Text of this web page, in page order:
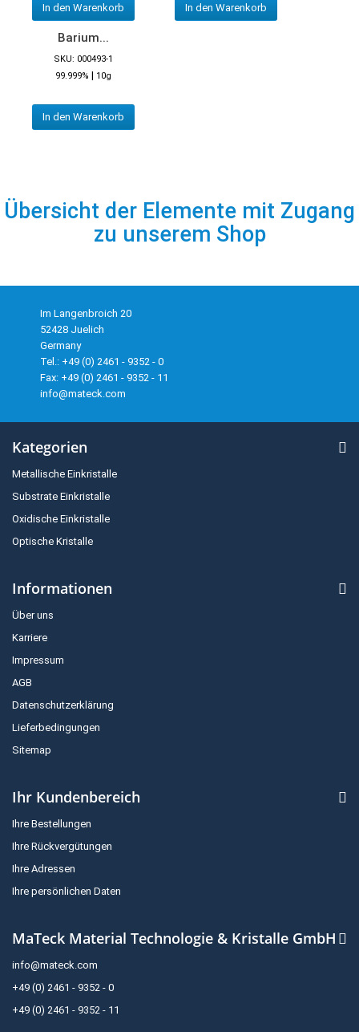
In den Warenkorb In den Warenkorb
Barium...
SKU: 000493-1
99.999% | 10g
In den Warenkorb
Übersicht der Elemente mit Zugang
zu unserem Shop
Im Langenbroich 20
52428 Juelich
Germany
Tel.: +49 (0) 2461 - 9352 - 0
Fax: +49 (0) 2461 - 9352 - 11
info@mateck.com
Kategorien
Metallische Einkristalle
Substrate Einkristalle
Oxidische Einkristalle
Optische Kristalle
Informationen
Über uns
Karriere
Impressum
AGB
Datenschutzerklärung
Lieferbedingungen
Sitemap
Ihr Kundenbereich
Ihre Bestellungen
Ihre Rückvergütungen
Ihre Adressen
Ihre persönlichen Daten
MaTeck Material Technologie & Kristalle GmbH
info@mateck.com
+49 (0) 2461 - 9352 - 0
+49 (0) 2461 - 9352 - 11